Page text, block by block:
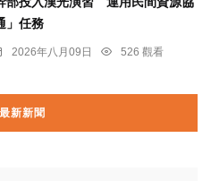
」任務
2026年八月09日
526 觀看
新新聞